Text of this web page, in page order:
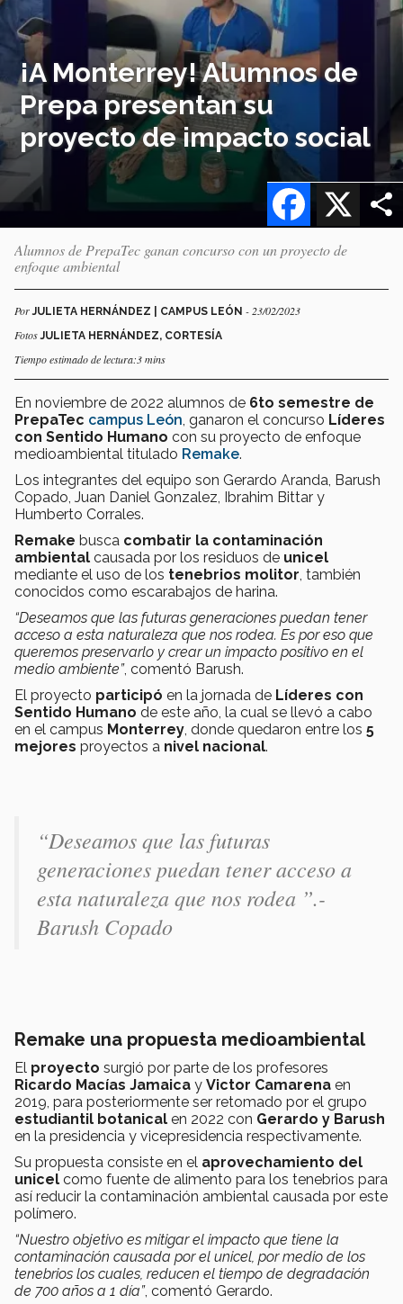
¡A Monterrey! Alumnos de
Prepa presentan su
proyecto de impacto social
X
Facebook
Alumnos de PrepaTec ganan concurso con un proyecto de
enfoque ambiental
PorJULIETA HERNÁNDEZ | CAMPUS LEÓN - 23/02/2023
FotosJULIETA HERNÁNDEZ, CORTESÍA
Tiempo estimado de lectura:3 mins
En noviembre de 2022 alumnos de 6to semestre de
PrepaTec campus León , ganaron el concurso Líderes
con Sentido Humano con su proyecto de enfoque
medioambiental titulado Remake.
Los integrantes del equipo son Gerardo Aranda, Barush
Copado, Juan Daniel Gonzalez, Ibrahim Bittar y
Humberto Corrales.
Remake busca combatir la contaminación
ambiental causada por los residuos de unicel
mediante el uso de los tenebrios molitor , también
conocidos como escarabajos de harina.
“Deseamos que las futuras generaciones puedan tener
acceso a esta naturaleza que nos rodea. Es por eso que
queremos preservarlo y crear un impacto positivo en el
medio ambiente”, comentó Barush.
El proyecto participó en la jornada de Líderes con
Sentido Humano de este año, la cual se llevó a cabo
en el campus Monterrey , donde quedaron entre los 5
mejores proyectos a nivel nacional.
“Deseamos que las futuras
generaciones puedan tener acceso a
esta naturaleza que nos rodea ”.-
Barush Copado
Remake una propuesta medioambiental
El proyecto surgió por parte de los profesores
Ricardo Macías Jamaica y Victor Camarena en
2019, para posteriormente ser retomado por el grupo
estudiantil botanical en 2022 con Gerardo y Barush
en la presidencia y vicepresidencia respectivamente.
Su propuesta consiste en el aprovechamiento del
unicel como fuente de alimento para los tenebrios para
así reducir la contaminación ambiental causada por este
polímero.
“Nuestro objetivo es mitigar el impacto que tiene la
contaminación causada por el unicel, por medio de los
tenebrios los cuales, reducen el tiempo de degradación
de 700 años a 1 día”, comentó Gerardo.